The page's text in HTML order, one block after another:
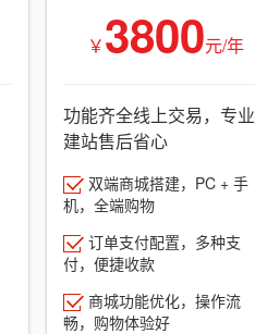
￥3800元/年
功能齐全线上交易，专业
建站售后省心
双端商城搭建，PC + 手
机，全端购物
订单支付配置，多种支
付，便捷收款
商城功能优化，操作流
畅，购物体验好